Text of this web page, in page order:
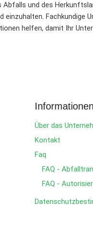
und des
Fachkundige
helfen, damit Ihr
Informationen
Über das
Kontakt
Faq
FAQ -
FAQ -